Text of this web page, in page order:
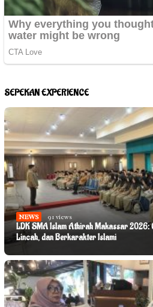
SEPEKAN EXPERIENCE
NEWS 91 views
LDK SMA Islam Athirah Makassar 2026:
Lincah, dan Berkarakter Islami